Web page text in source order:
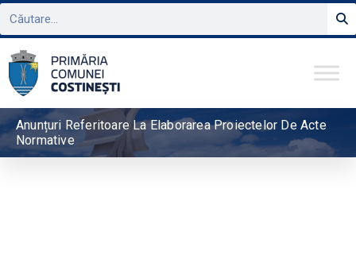
Anunțuri Referitoare La Elaborarea Proiectelor De Acte
Normative